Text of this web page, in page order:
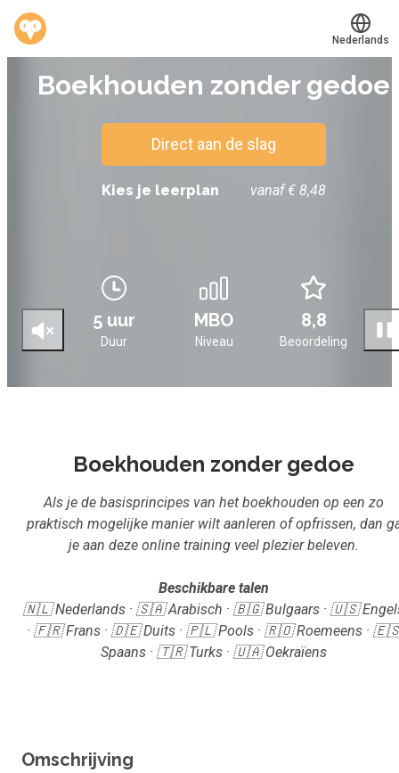
Werkvinders®
Bedrijven
Vacatures
Mijn leerplek
Account en hulp
Meer
Translate
Nederlands
Boekhouden zonder gedoe
Direct aan de slag
Kies je leerplan vanaf € 8,48
5 uur MBO 8,8
Duur Niveau Beoordeling
Boekhouden zonder gedoe
Als je de basisprincipes van het boekhouden op een zo
praktisch mogelijke manier wilt aanleren of opfrissen, dan
je aan deze online training veel plezier beleven.
Beschikbare talen
🇳🇱 Nederlands · 🇸🇦 Arabisch · 🇧🇬 Bulgaars · 🇺🇸
· 🇫🇷 Frans · 🇩🇪 Duits · 🇵🇱 Pools · 🇷🇴 Roemeens ·
Spaans · 🇹🇷 Turks · 🇺🇦 Oekraïens
Omschrijving